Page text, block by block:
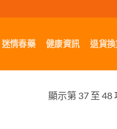
迷情春藥 健康資訊 退貨換
顯示第 37 至 48